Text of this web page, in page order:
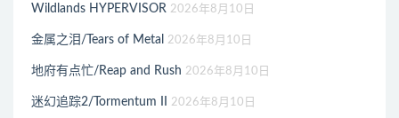
Wildlands HYPERVISOR 2026年8月10日
金属之泪/Tears of Metal 2026年8月10日
地府有点忙/Reap and Rush 2026年8月10日
迷幻追踪2/Tormentum II 2026年8月10日